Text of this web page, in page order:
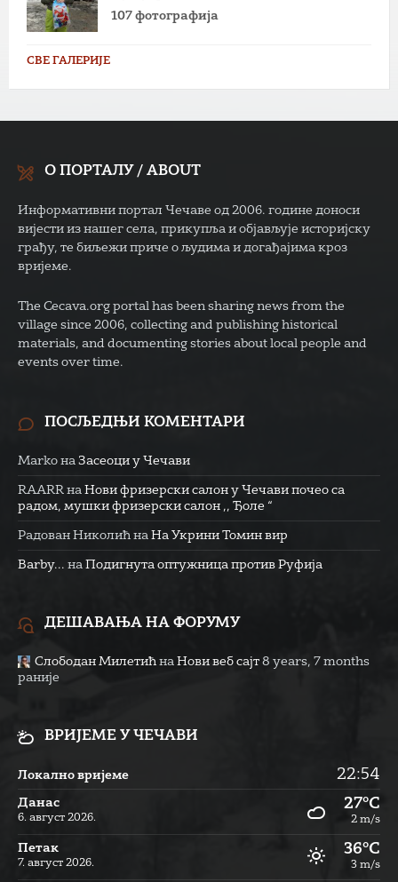
107 фотографија
СВЕ ГАЛЕРИЈЕ
О ПОРТАЛУ / ABOUT
Информативни портал Чечаве од 2006. године доноси
вијести из нашег села, прикупља и објављује историјску
грађу, те биљежи приче о људима и догађајима кроз
вријеме.
The Cecava.org portal has been sharing news from the
village since 2006, collecting and publishing historical
materials, and documenting stories about local people and
events over time.
ПОСЉЕДЊИ КОМЕНТАРИ
Marko на Засеоци у Чечави
RAARR на Нови фризерски салон у Чечави почео са
радом, мушки фризерски салон ,, Ђоле “
Радован Николић на На Укрини Томин вир
Barby... на Подигнута оптужница против Руфија
ДЕШАВАЊА НА ФОРУМУ
Слободан Милетић на Нови веб сајт 8 years, 7 months
раније
ВРИЈЕМЕ У ЧЕЧАВИ
Локално вријеме 22:54
Данас
6. август 2026.
27°C
2 m/s
Петак
7. август 2026.
36°C
3 m/s